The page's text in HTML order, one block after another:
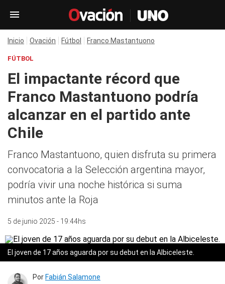
Inicio Ovación Fútbol Franco Mastantuono
FÚTBOL
El impactante récord que
Franco Mastantuono podría
alcanzar en el partido ante
Chile
Franco Mastantuono, quien disfruta su primera
convocatoria a la Selección argentina mayor,
podría vivir una noche histórica si suma
minutos ante la Roja
5 de junio 2025 - 19:44hs
El joven de 17 años aguarda por su debut en la Albiceleste.
Por Fabián Salamone